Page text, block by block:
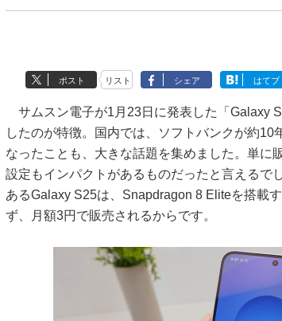
ポスト リスト シェア はてブ
サムスン電子が1月23日に発表した「Galaxy
したのが特徴。国内では、ソフトバンクが約10
なったことも、大きな話題を集めました。単に
設定もインパクトがあるものだったと言えるで
あるGalaxy S25は、Snapdragon 8 Eliteを搭載
ず、月額3円で販売されるからです。